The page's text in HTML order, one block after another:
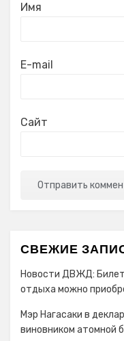
Имя
E-mail
Сайт
СВЕЖИЕ
Новости ДВЖД:
отдыха можно
Мэр Нагасаки в
виновником атомной